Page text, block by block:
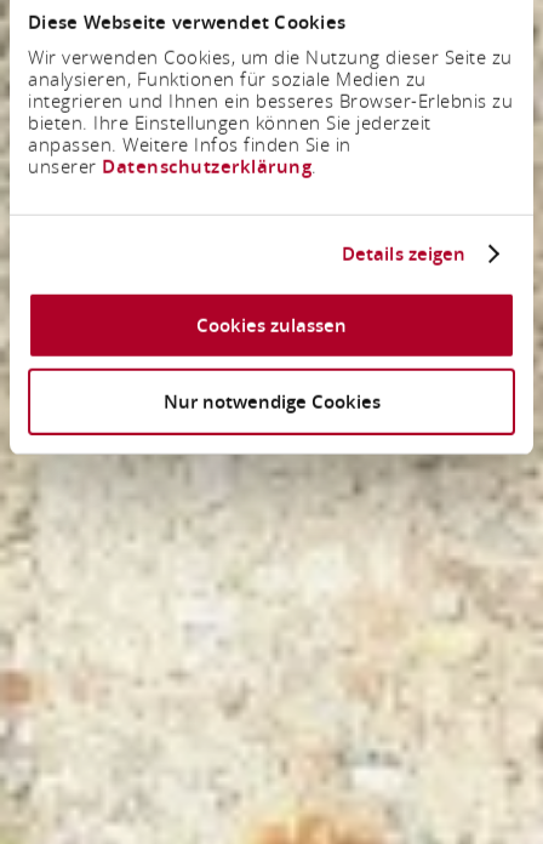
Diese Webseite verwendet Cookies
Wir verwenden Cookies, um die Nutzung dieser Seite zu
analysieren, Funktionen für soziale Medien zu
integrieren und Ihnen ein besseres Browser-Erlebnis zu
bieten. Ihre Einstellungen können Sie jederzeit
anpassen. Weitere Infos finden Sie in
unserer Datenschutzerklärung.
Details zeigen
Cookies zulassen
Nur notwendige Cookies